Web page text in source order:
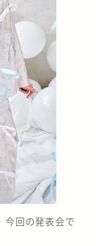
今回の発表会で